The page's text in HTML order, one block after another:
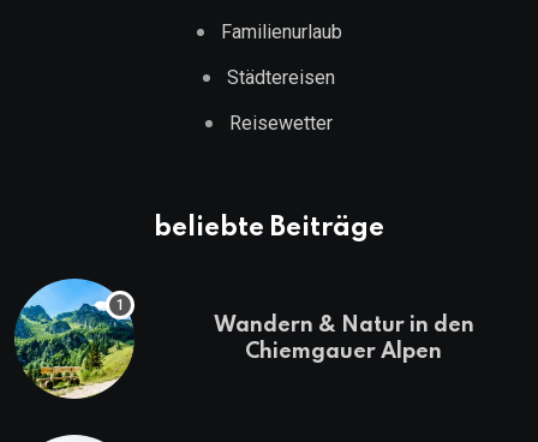
Familienurlaub
Städtereisen
Reisewetter
beliebte Beiträge
Wandern & Natur in den
Chiemgauer Alpen